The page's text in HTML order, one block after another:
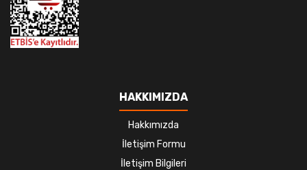
HAKKIMIZDA
Hakkımızda
İletişim Formu
İletişim Bilgileri